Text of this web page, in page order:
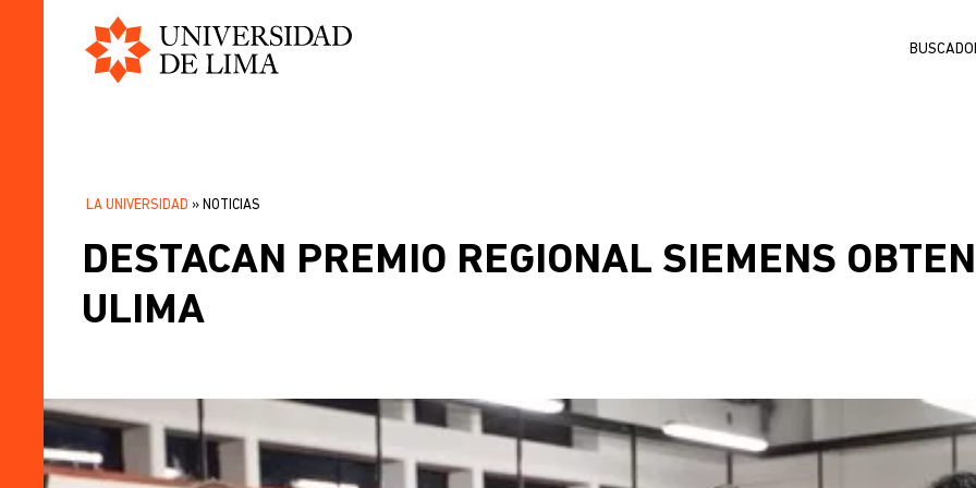
Buscar
SOBRESCRIBIR
ENLACES
DE
LA
NAVEGACIÓN
LA UNIVERSIDAD NOTICIAS
DESTACAN PREMIO REGIONAL SIEMENS
ULIMA